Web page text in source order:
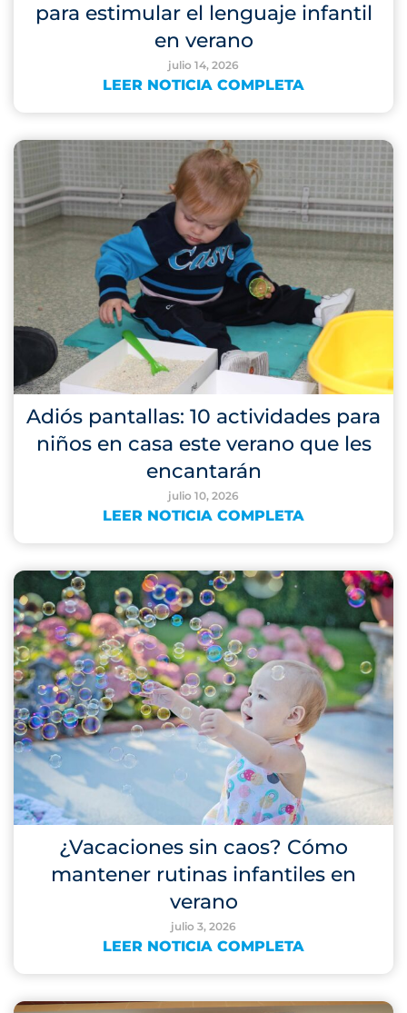
para estimular el lenguaje infantil
en verano
julio 14, 2026
LEER NOTICIA COMPLETA
Adiós pantallas: 10 actividades para
niños en casa este verano que les
encantarán
julio 10, 2026
LEER NOTICIA COMPLETA
¿Vacaciones sin caos? Cómo
mantener rutinas infantiles en
verano
julio 3, 2026
LEER NOTICIA COMPLETA